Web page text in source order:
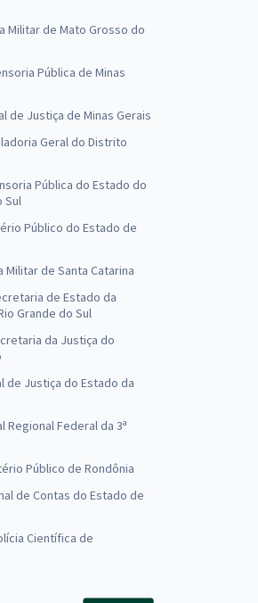
Militar de Mato Grosso do
Pública de Minas
de Justiça de Minas Gerais
Geral do Distrito
Pública do Estado do
Sul
Público do Estado de
Militar de Santa Catarina
de Estado da
Grande do Sul
da Justiça do
de Justiça do Estado da
Regional Federal da 3ª
Público de Rondônia
de Contas do Estado de
Científica de